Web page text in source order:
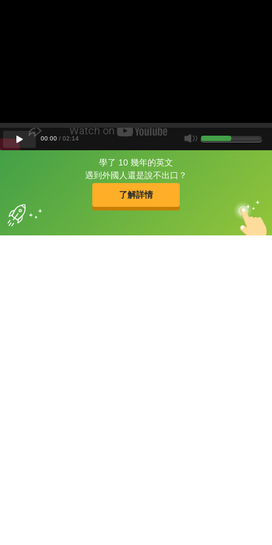
學了 10 幾年的英文
遇到外國人還是說不出口？
了解詳情
片尾有
攻其不背
的品牌故事
00:00 / 02:14